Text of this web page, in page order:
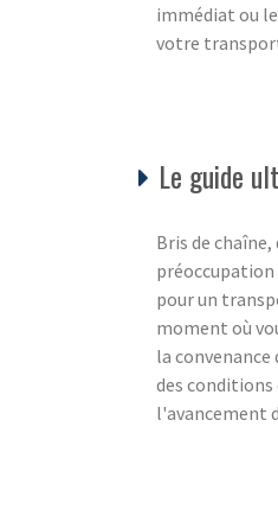
immédiat ou
votre
Le guide
Bris de
préoccupation
pour un
moment où
la
des conditions
l'avancement